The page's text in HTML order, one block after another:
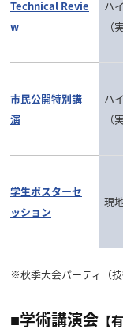
Technical Revie
w
ハ
（
市民公開特別講
演
ハ
（
学生ポスターセ
ッション
現
※秋季大会パーティ（
■学術講演会 【